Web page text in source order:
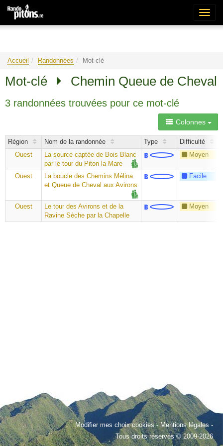
Accueil Randonnées Mot-clé
Mot-clé Chemin Queue de Cheval
3 randonnées trouvées pour ce mot-clé
Colonnes
Région Nom de la randonnée Type Difficulté
Ouest
La source captée de Bois Blanc
par le tour du Piton la Mare
Moyen
Ouest
La boucle des Chemins Mélina
et Queue de Cheval aux Avirons
Facile
Ouest
Le tour des Avirons et de la
Ravine Sèche par la Chapelle
Moyen
Modifier mes choix cookies-Mentions légales -
Tous droits réservés © 2009-2026